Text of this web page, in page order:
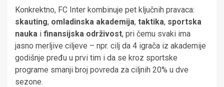
Konkrektno, FC Inter kombinuje pet ključnih pravaca:
skauting, omladinska akademija, taktika, sportska
nauka i finansijska održivost, pri čemu svaki ima
jasno merljive ciljeve – npr. cilj da 4 igrača iz akademije
godišnje pređu u prvi tim i da se kroz sportske
programe smanji broj povreda za ciljnih 20% u dve
sezone.